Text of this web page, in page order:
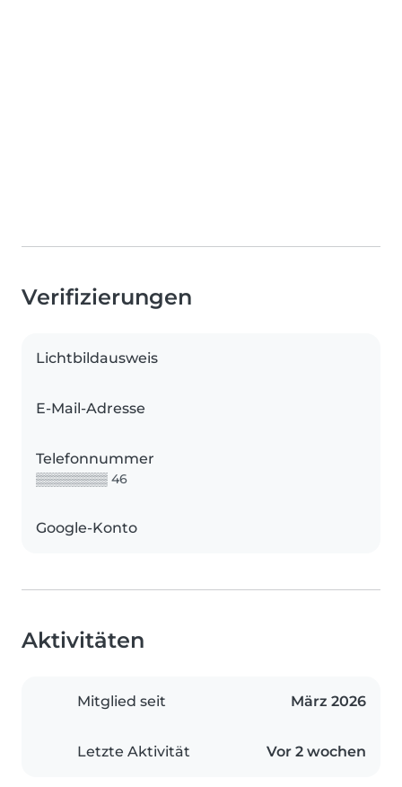
Verifizierungen
Lichtbildausweis
E-Mail-Adresse
Telefonnummer
▒▒▒▒▒▒▒▒ 46
Google-Konto
Aktivitäten
Mitglied seit März 2026
Letzte Aktivität Vor 2 wochen